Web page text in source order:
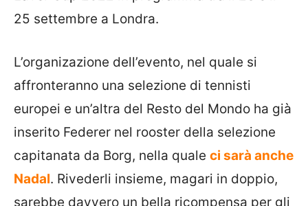
25 settembre a Londra.
L’organizazione dell’evento, nel quale si
affronteranno una selezione di tennisti
europei e un’altra del Resto del Mondo ha già
inserito Federer nel rooster della selezione
capitanata da Borg, nella quale ci sarà anche
Nadal. Rivederli insieme, magari in doppio,
sarebbe davvero un bella ricompensa per gli